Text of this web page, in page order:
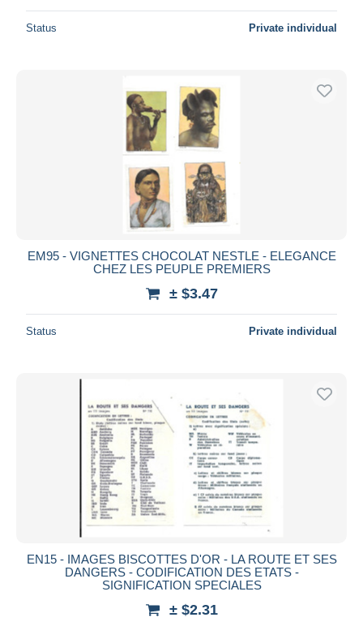
Status Private individual
EM95 - VIGNETTES CHOCOLAT NESTLE - ELEGANCE
CHEZ LES PEUPLE PREMIERS
± $3.47
Status Private individual
EN15 - IMAGES BISCOTTES D'OR - LA ROUTE ET SES
DANGERS - CODIFICATION DES ETATS -
SIGNIFICATION SPECIALES
± $2.31